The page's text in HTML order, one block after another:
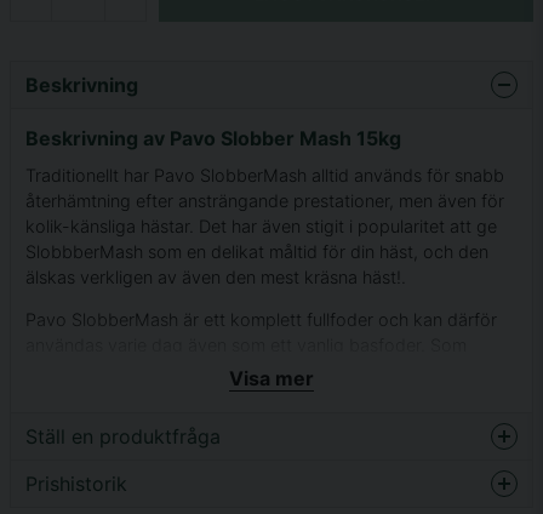
Beskrivning
Beskrivning av Pavo Slobber Mash 15kg
Traditionellt har Pavo SlobberMash alltid används för snabb
återhämtning efter ansträngande prestationer, men även för
kolik-känsliga hästar. Det har även stigit i popularitet att ge
SlobbberMash som en delikat måltid för din häst, och den
älskas verkligen av även den mest kräsna häst!.
Pavo SlobberMash är ett komplett fullfoder och kan därför
mellanmål är Pavo SlobberMash ett utmärkt foder bredvid
Innehåller
Havregryn
Vetekli
Visa mer
Ställ en produktfråga
question
Prishistorik